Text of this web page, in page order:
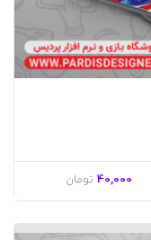
40,000 تومان